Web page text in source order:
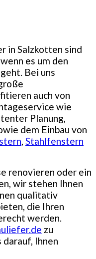
in Salzkotten sind
es um den
Bei uns
auch von
wie
Planung,
dem Einbau von
, Stahlfenstern
renovieren oder ein
wir stehen Ihnen
qualitativ
die Ihren
werden.
zu
Ihnen